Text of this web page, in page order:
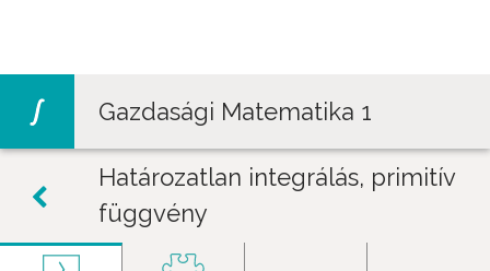
Gazdasági Matematika 1
Határozatlan integrálás, primitív
függvény